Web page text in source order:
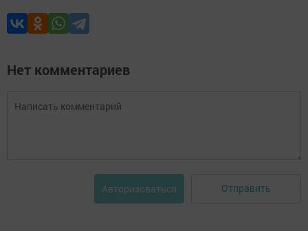
Нет комментариев
Авторизоваться Отправить